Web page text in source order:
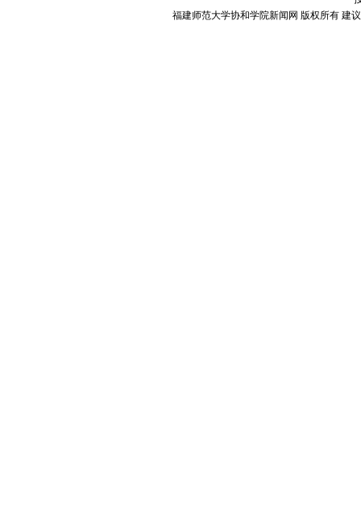
福建师范大学协和学院新闻网 版权所有 建